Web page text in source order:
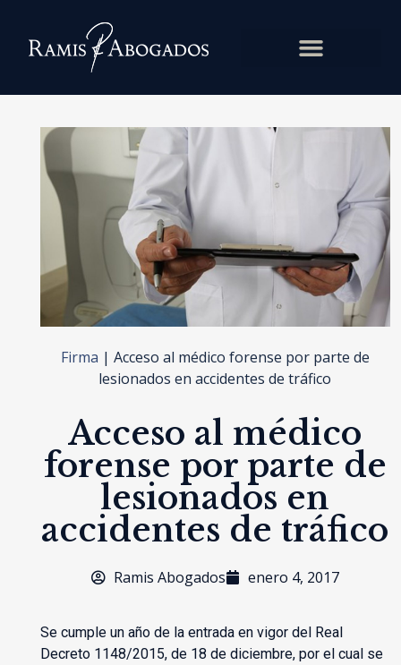
Firma | Acceso al médico forense por parte de
lesionados en accidentes de tráfico
Acceso al médico
forense por parte de
lesionados en
accidentes de tráfico
Ramis Abogados enero 4, 2017
Se cumple un año de la entrada en vigor del Real
Decreto 1148/2015, de 18 de diciembre, por el cual se